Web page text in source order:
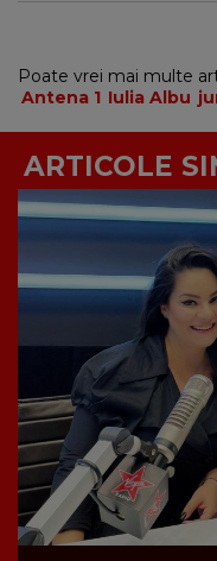
Poate vrei mai multe
Antena 1 Iulia Albu
ARTICOLE